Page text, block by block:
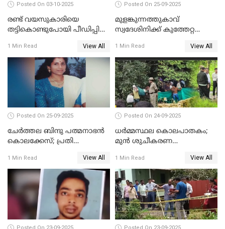
Posted On 03-10-2025
രണ്ട് വയസുകാരിയെ
തട്ടികൊണ്ടുപോയി പീഡിപ്പിച്ച
1 Min Read View All
Posted On 25-09-2025
മുളങ്കുന്നത്തുകാവ്
സ്വദേശിനിക്ക് കുത്തേറ്റ
ജോസഫ് പിടിയില്‍
1 Min Read View All
Posted On 25-09-2025
ചേർത്തല ബിന്ദു പത്മനാഭൻ
കൊലക്കേസ്; പ്രതി
1 Min Read View All
Posted On 24-09-2025
ധർമ്മസ്ഥല കൊലപാതകം;
മുൻ ശുചീകരണ
രേഖപ്പെടുത്തും
1 Min Read View All
Posted On 23-09-2025 Posted On 23-09-2025